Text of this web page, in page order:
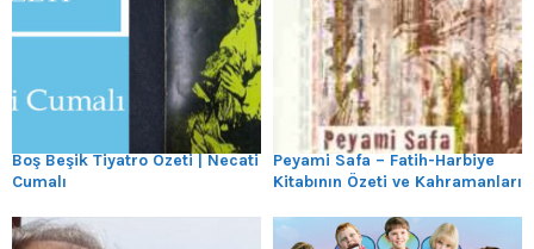
Boş Beşik Tiyatro Özeti | Necati
Cumalı
Peyami Safa – Fatih-Harbiye
Kitabının Özeti ve Kahramanları